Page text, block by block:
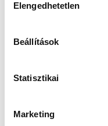
kiválasztása
Elengedhetetlen
Beállítások
Statisztikai
Marketing